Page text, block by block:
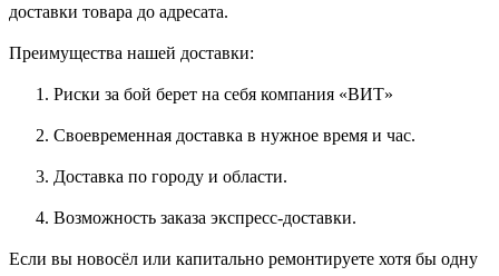
доставки товара до адресата.
Преимущества нашей доставки:
Риски за бой берет на себя компания «ВИТ»
Своевременная доставка в нужное время и час.
Доставка по городу и области.
Возможность заказа экспресс-доставки.
Если вы новосёл или капитально ремонтируете хотя бы одну